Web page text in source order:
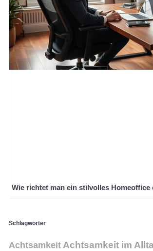
Wie richtet man ein stilvolles Homeoffice
Schlagwörter
Achtsamkeit Achtsamkeit im